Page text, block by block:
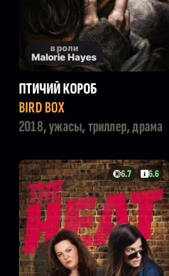
в роли
Malorie Hayes
ПТИЧИЙ КОРОБ
BIRD BOX
2018, ужасы, триллер, драма
6.7 6.6